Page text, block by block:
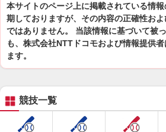
本サイトのページ上に掲載されている情
期しておりますが、その内容の正確性お
ではありません。 当該情報に基づいて被
も、株式会社NTTドコモおよび情報提供
ます。
競技一覧